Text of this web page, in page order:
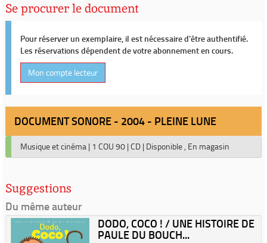
Se procurer le document
Pour réserver un exemplaire, il est nécessaire d'être authentifié.
Les réservations dépendent de votre abonnement en cours.
Mon compte lecteur
DOCUMENT SONORE - 2004 - PLEINE LUNE
Musique et cinéma | 1 COU 90 | CD | Disponible , En magasin
Suggestions
Du même auteur
DODO, COCO ! / UNE HISTOIRE DE
PAULE DU BOUCH...